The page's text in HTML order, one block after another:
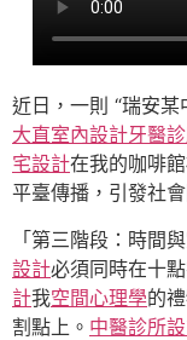
近日，一則 “瑞安
大直室內設計牙醫
宅設計在我的咖啡
平臺傳播，引發社會
「第三階段：時間
設計必須同時在十
計我空間心理學的
割點上。 中醫診所